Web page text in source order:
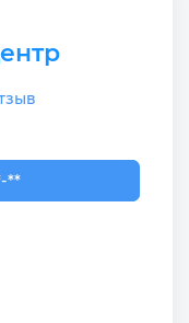
11
**